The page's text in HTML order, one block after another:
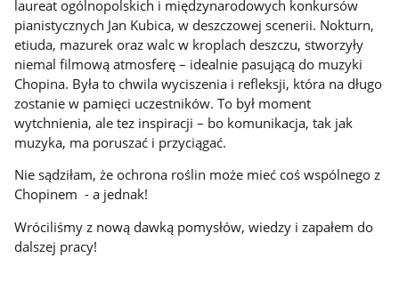
laureat ogólnopolskich i międzynarodowych konkursów
pianistycznych Jan Kubica, w deszczowej scenerii. Nokturn,
etiuda, mazurek oraz walc w kroplach deszczu, stworzyły
niemal filmową atmosferę – idealnie pasującą do muzyki
Chopina. Była to chwila wyciszenia i refleksji, która na długo
zostanie w pamięci uczestników. To był moment
wytchnienia, ale tez inspiracji – bo komunikacja, tak jak
muzyka, ma poruszać i przyciągać.
Nie sądziłam, że ochrona roślin może mieć coś wspólnego z
Chopinem - a jednak!
Wróciliśmy z nową dawką pomysłów, wiedzy i zapałem do
dalszej pracy!